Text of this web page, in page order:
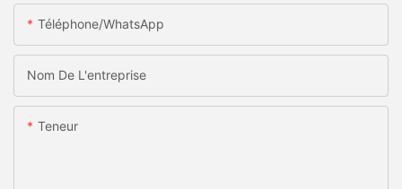
Téléphone/WhatsApp
Nom De L'entreprise
Teneur